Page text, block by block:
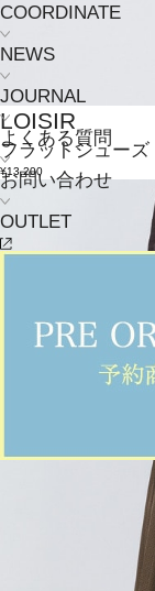
COORDINATE
NEWS
JOURNAL
よくある質問
お問い合わせ
OUTLET
LOISIR
フラットシューズ
¥13,200